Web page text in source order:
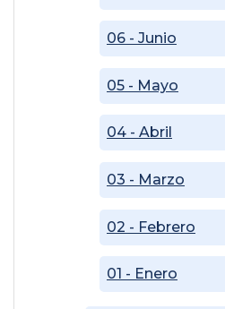
01 - Enero
02 - Febrero
03 - Marzo
04 - Abril
05 - Mayo
06 - Junio